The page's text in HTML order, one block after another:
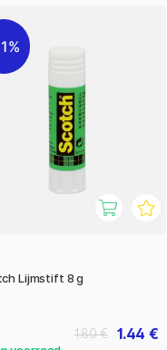
Lijmstift 8 g
1.44 €
1.80 €